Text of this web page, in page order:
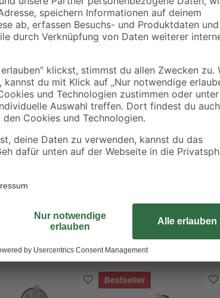
weiß/grau
testen
Die RIDDER Assistent Serie sorgt für
Bad. Besonders bei diesen
die in jeder Situation das hält, was
Assistent Serie wird ständig von
geprüft, um Jung und Alt einen
garantieren. RIDDER Assistent – Mit
Bestseller